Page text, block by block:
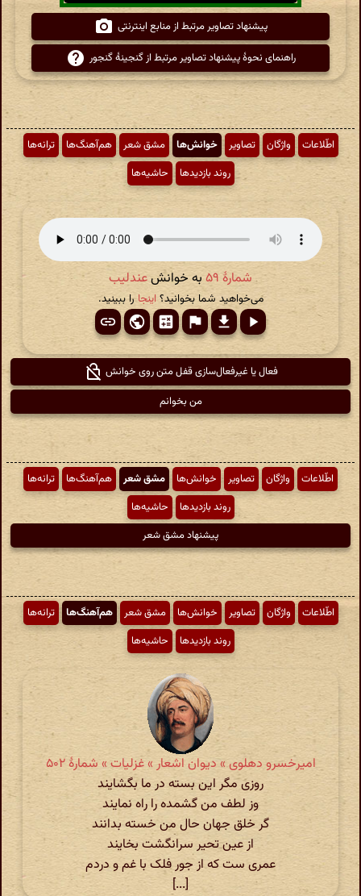
پیشنهاد تصاویر مرتبط از منابع اینترنتی
راهنمای نحوهٔ پیشنهاد تصاویر مرتبط از گنجینهٔ گنجور
اطّلاعات واژگان تصاویر خوانش‌ها مشق شعر هم‌آهنگ‌ها
ترانه‌ها
روند بازدیدها
حاشیه‌ها
شمارهٔ ۵۹ به خوانشعندلیب
می‌خواهید شما بخوانید؟ اینجا را ببینید.
فعال یا غیرفعال‌سازی قفل متن روی خوانش
من بخوانم
اطّلاعات واژگان تصاویر خوانش‌ها مشق شعر هم‌آهنگ‌ها
ترانه‌ها
روند بازدیدها
حاشیه‌ها
پیشنهاد مشق شعر
اطّلاعات واژگان تصاویر خوانش‌ها مشق شعر هم‌آهنگ‌ها
ترانه‌ها
روند بازدیدها
حاشیه‌ها
امیرخسرو دهلوی » دیوان اشعار » غزلیات » شمارهٔ ۵۰۲
روزی مگر این بسته در ما بگشایند
وز لطف من گشمده را راه نمایند
گر خلق جهان حال من خسته بدانند
از عین تحیر سرانگشت بخایند
عمری ست که از جور فلک با غم و دردم
[...]